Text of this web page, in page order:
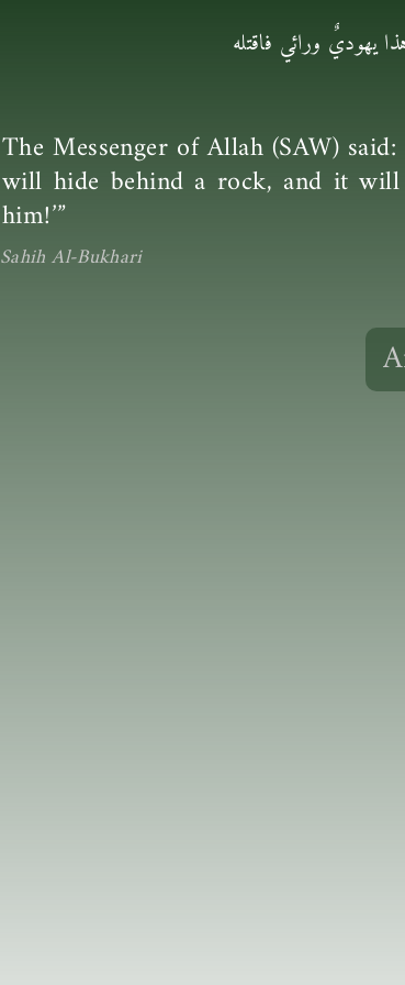
يهوديٌ ورائي فاقتله
The Messenger of Allah (SAW)
will hide behind a rock, and it will
him!’”
Sahih Al-Bukhari